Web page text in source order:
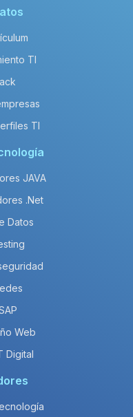
TI
TI
JAVA
.Net
Datos
Web
Digital